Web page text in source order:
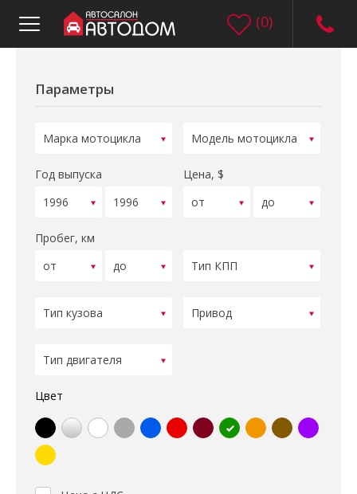
(0)
Параметры
Год выпуска Цена, $
Пробег, км
Цвет